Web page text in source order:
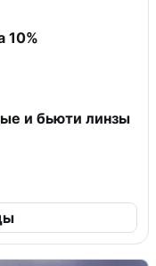
10%
и бьюти линзы